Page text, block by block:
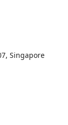
Singapore